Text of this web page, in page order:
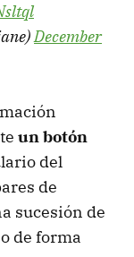
December
un botón
del
de
sucesión de
de forma